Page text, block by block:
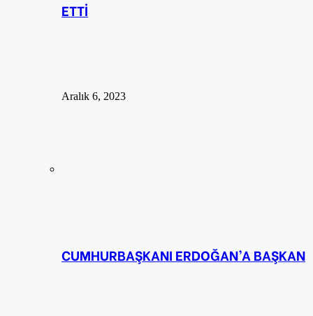
ETTİ
Aralık 6, 2023
CUMHURBAŞKANI ERDOĞAN’A BAŞKAN